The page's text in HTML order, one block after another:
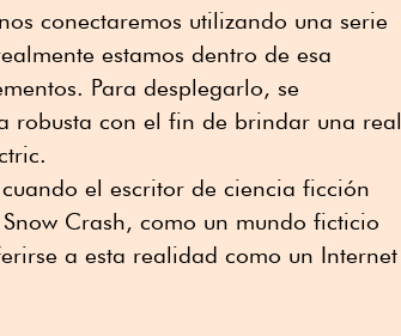
conectaremos utilizando una serie
estamos dentro de esa
Para desplegarlo, se
robusta con el fin de brindar una real
el escritor de ciencia ficción
Crash, como un mundo ficticio
a esta realidad como un Internet